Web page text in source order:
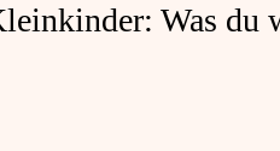
Was du